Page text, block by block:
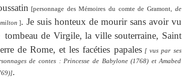
[personnage des Mémoires du comte de Gramont, de
]. Je suis honteux de mourir sans avoir vu
tombeau de Virgile, la ville souterraine, Saint
de Rome, et les facéties papales [ vus par ses
de contes : Princesse de Babylone (1768) et Amabed
.